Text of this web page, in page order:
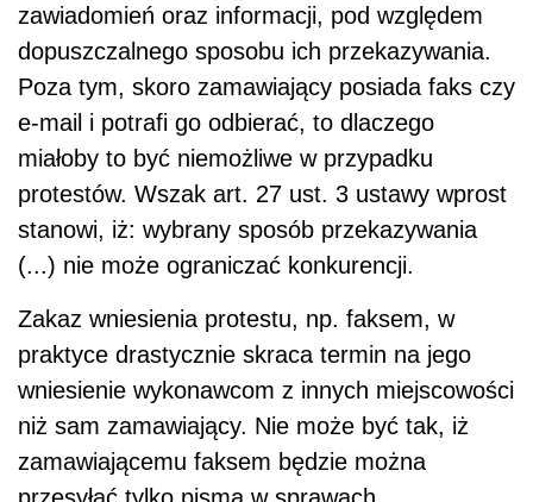
zawiadomień oraz informacji, pod względem
dopuszczalnego sposobu ich przekazywania.
Poza tym, skoro zamawiający posiada faks czy
e-mail i potrafi go odbierać, to dlaczego
miałoby to być niemożliwe w przypadku
protestów. Wszak art. 27 ust. 3 ustawy wprost
stanowi, iż: wybrany sposób przekazywania
(...) nie może ograniczać konkurencji.
Zakaz wniesienia protestu, np. faksem, w
praktyce drastycznie skraca termin na jego
wniesienie wykonawcom z innych miejscowości
niż sam zamawiający. Nie może być tak, iż
zamawiającemu faksem będzie można